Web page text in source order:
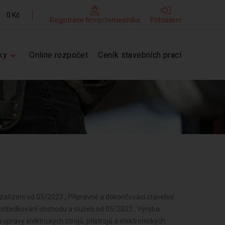
0 Kč
Registrace firmy/řemeslníka Přihlášení
Online rozpočet Ceník stavebních prací
od 05/2023 , Přípravné a dokončovací stavební
obchodu a služeb od 05/2023 , Výroba
elektrických strojů, přístrojů a elektronických